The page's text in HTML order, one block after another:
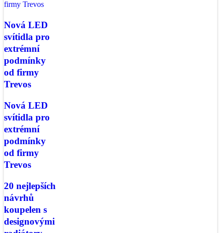
Nová LED
svítidla pro
extrémní
podmínky
od firmy
Trevos
Nová LED
svítidla pro
extrémní
podmínky
od firmy
Trevos
20 nejlepších
návrhů
koupelen s
designovými